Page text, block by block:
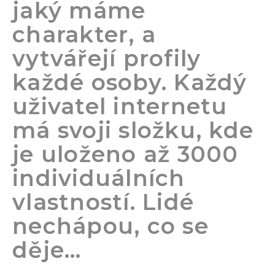
jaký máme
charakter, a
vytvářejí profily
každé osoby. Každý
uživatel internetu
má svoji složku, kde
je uloženo až 3000
individuálních
vlastností. Lidé
nechápou, co se
děje…